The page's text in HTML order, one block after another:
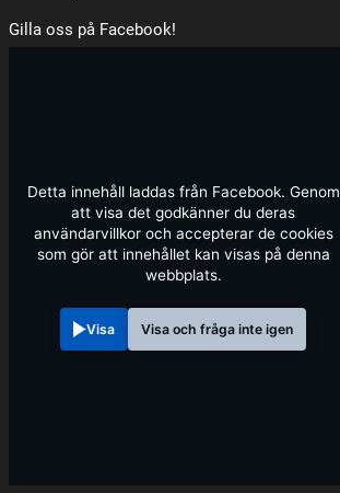
Gilla oss på Facebook!
Detta innehåll laddas från Facebook. Genom
att visa det godkänner du deras
användarvillkor och accepterar de cookies
som gör att innehållet kan visas på denna
webbplats.
Visa Visa och fråga inte igen